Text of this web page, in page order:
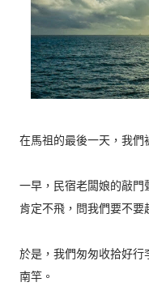
在馬祖的最後一天，我們
一早，民宿老闆娘的敲
肯定不飛，問我們要不要
於是，我們匆匆收拾好
南竿。